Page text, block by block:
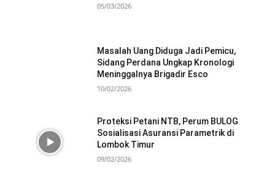
05/03/2026
Masalah Uang Diduga Jadi Pemicu,
Sidang Perdana Ungkap Kronologi
Meninggalnya Brigadir Esco
10/02/2026
Proteksi Petani NTB, Perum BULOG
Sosialisasi Asuransi Parametrik di
Lombok Timur
09/02/2026